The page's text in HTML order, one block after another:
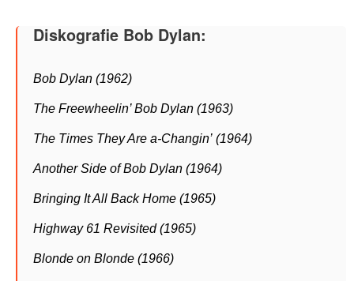
Diskografie Bob Dylan:
Bob Dylan (1962)
The Freewheelin’ Bob Dylan (1963)
The Times They Are a-Changin’ (1964)
Another Side of Bob Dylan (1964)
Bringing It All Back Home (1965)
Highway 61 Revisited (1965)
Blonde on Blonde (1966)